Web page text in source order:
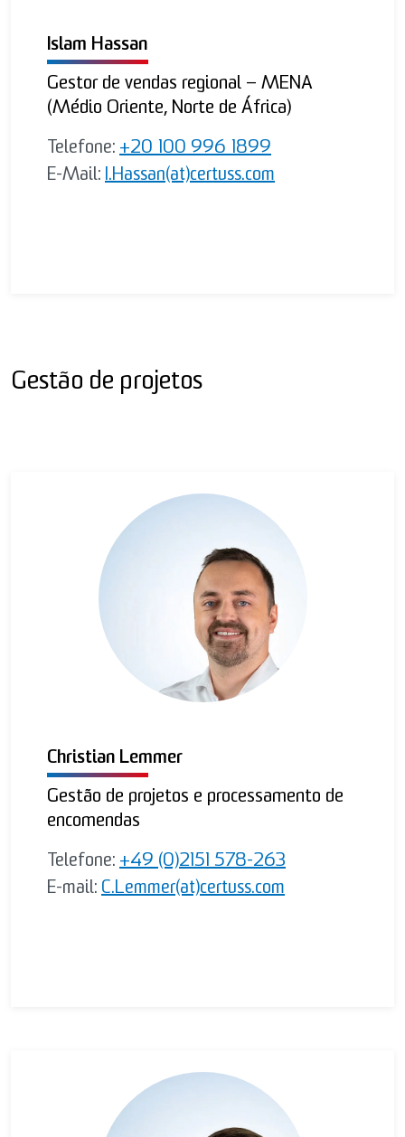
Gestor de vendas regional – MENA
(Médio Oriente, Norte de África)
Islam Hassan
Telefone: +20 100 996 1899
E-Mail: I.Hassan(at)certuss.com
Gestão de projetos
Gestão de projetos e processamento de
encomendas
Christian Lemmer
Telefone: +49 (0)2151 578-263
E-mail: C.Lemmer(at)certuss.com